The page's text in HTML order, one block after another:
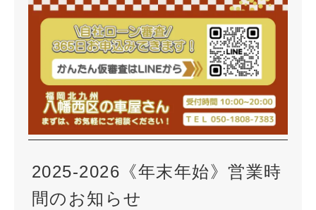
2025-2026《年末年始》営業時
間のお知らせ